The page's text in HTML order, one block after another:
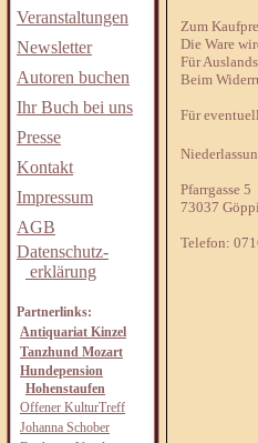
Veranstaltungen
Newsletter
Autoren buchen
Ihr Buch bei uns
Presse
Kontakt
Impressum
AGB
Datenschutz-
erklärung
Partnerlinks:
Antiquariat Kinzel
Tanzhund Mozart
Hundepension
Hohenstaufen
Offener KulturTreff
Johanna Schober
Zum
Die Ware
Für
Beim
Für
Pfarrgasse 5
73037
Telefon: